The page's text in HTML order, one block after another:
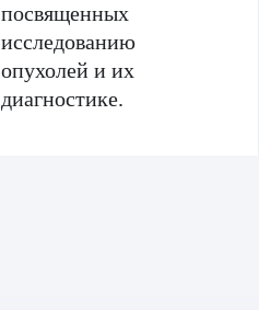
посвященных
исследованию
опухолей и их
диагностике.